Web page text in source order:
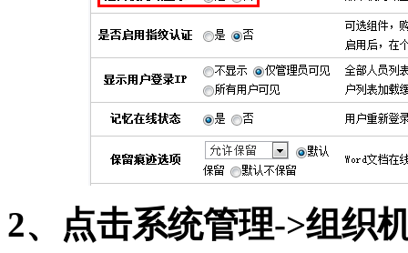
2、点击系统管理->组织